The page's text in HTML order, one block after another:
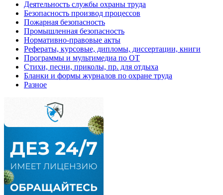
Деятельность службы охраны труда
Безопасность производ процессов
Пожарная безопасность
Промышленная безопасность
Нормативно-правовые акты
Рефераты, курсовые, дипломы, диссертации, книги
Программы и мультимедиа по ОТ
Стихи, песни, приколы, пр. для отдыха
Бланки и формы журналов по охране труда
Разное